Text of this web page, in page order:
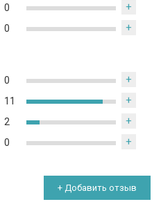
0 +
0 +
0 +
11 +
2 +
0 +
+ Добавить отзыв